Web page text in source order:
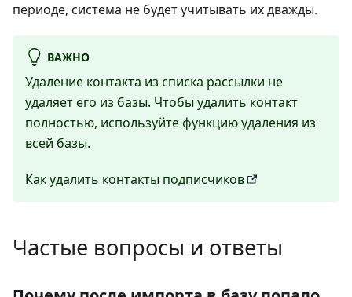
периоде, система не будет учитывать их дважды.
ВАЖНО
Удаление контакта из списка рассылки не
удаляет его из базы. Чтобы удалить контакт
полностью, используйте функцию удаления из
всей базы.
Как удалить контакты подписчиков
Частые вопросы и ответы